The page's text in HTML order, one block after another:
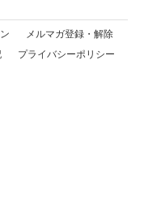
メルマガ登録・解除
プライバシーポリシー